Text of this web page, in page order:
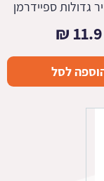
גדולות ספיידרמן
11.9
₪
לסל